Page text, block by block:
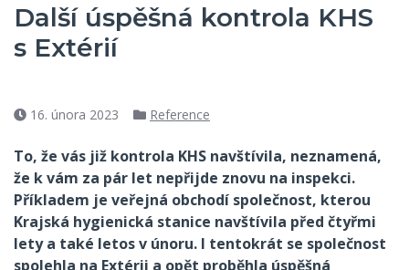
Další úspěšná kontrola KHS
s Extérií
Datum
16. února 2023 Rubriky
Reference
To, že vás již kontrola KHS navštívila, neznamená,
že k vám za pár let nepřijde znovu na inspekci.
Příkladem je veřejná obchodí společnost, kterou
Krajská hygienická stanice navštívila před čtyřmi
lety a také letos v únoru. I tentokrát se společnost
spolehla na Extérii a opět proběhla úspěšná